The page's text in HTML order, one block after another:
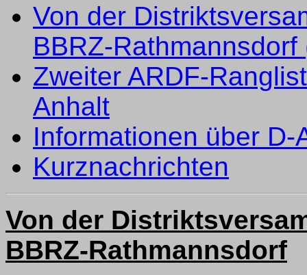
Von der
BBRZ-
Zweiter ARDF-
Anhalt
Informationen über
Kurznachrichten
Von der
BBRZ-Rathmannsdorf